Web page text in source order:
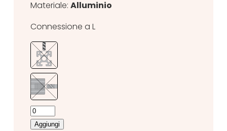
Materiale:Alluminio
Connessione a L
Aggiungi